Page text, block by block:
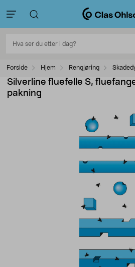
Forside Hjem Rengjøring
Silverline fluefelle S,
pakning